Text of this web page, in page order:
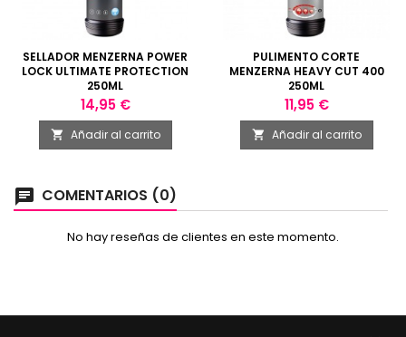
SELLADOR MENZERNA POWER
LOCK ULTIMATE PROTECTION
250ML
Precio
14,95 €
 Añadir al carrito
PULIMENTO CORTE
MENZERNA HEAVY CUT 400
250ML
Precio
11,95 €
 Añadir al carrito
chat COMENTARIOS (0)
No hay reseñas de clientes en este momento.